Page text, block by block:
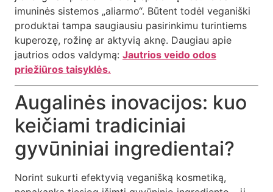
imuninės sistemos „aliarmo“. Būtent todėl veganiški
produktai tampa saugiausiu pasirinkimu turintiems
kuperozę, rožinę ar aktyvią aknę. Daugiau apie
jautrios odos valdymą: Jautrios veido odos
priežiūros taisyklės.
Augalinės inovacijos: kuo
keičiami tradiciniai
gyvūniniai ingredientai?
Norint sukurti efektyvią veganišką kosmetiką,